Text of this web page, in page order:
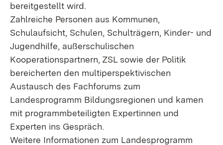
bereitgestellt wird.
Zahlreiche Personen aus Kommunen,
Schulaufsicht, Schulen, Schulträgern, Kinder- und
Jugendhilfe, außerschulischen
Kooperationspartnern, ZSL sowie der Politik
bereicherten den multiperspektivischen
Austausch des Fachforums zum
Landesprogramm Bildungsregionen und kamen
mit programmbeteiligten Expertinnen und
Experten ins Gespräch.
Weitere Informationen zum Landesprogramm